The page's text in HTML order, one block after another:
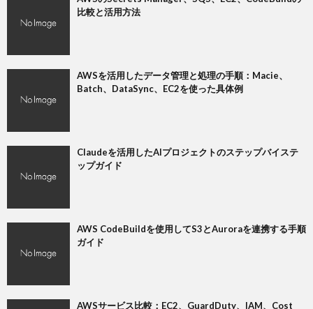
比較と活用方法
AWSを活用したデータ管理と処理の手順：Macie、
Batch、DataSync、EC2を使った具体例
Claudeを活用したAIプロジェクトのステップバイステ
ップガイド
AWS CodeBuildを使用してS3とAuroraを連携する手順
ガイド
AWSサービス比較：EC2、GuardDuty、IAM、Cost